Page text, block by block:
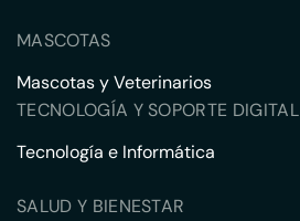
MASCOTAS
Mascotas y Veterinarios
TECNOLOGÍA Y SOPORTE DIGITAL
Tecnología e Informática
SALUD Y BIENESTAR